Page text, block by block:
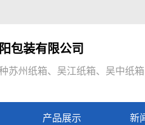
包装有限公司
苏州纸箱、吴江纸箱、吴中纸
产品展示 新